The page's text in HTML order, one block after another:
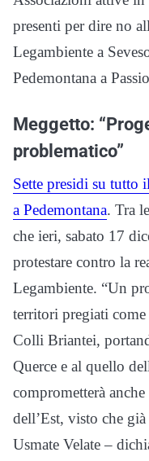
presenti per dire no
Legambiente a
Pedemontana a
Meggetto:
problematico”
Sette presidi su tutto
a Pedemontana. Tra
che ieri, sabato 17
protestare contro la
Legambiente. “Un
territori pregiati
Colli Briantei,
Querce e al quello
comprometterà
dell’Est, visto che
Usmate Velate –